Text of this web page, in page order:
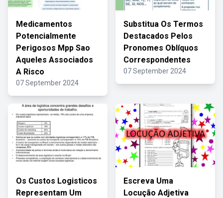
Medicamentos
Potencialmente
Perigosos Mpp Sao
Aqueles Associados
A Risco
07 September 2024
Substitua Os Termos
Destacados Pelos
Pronomes Oblíquos
Correspondentes
07 September 2024
Os Custos Logisticos
Representam Um
Escreva Uma
Locução Adjetiva